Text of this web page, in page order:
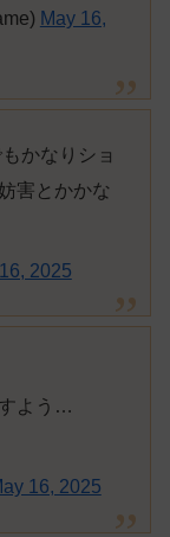
May 16,
かなりショ
害とかかな
2025
よう…
16, 2025